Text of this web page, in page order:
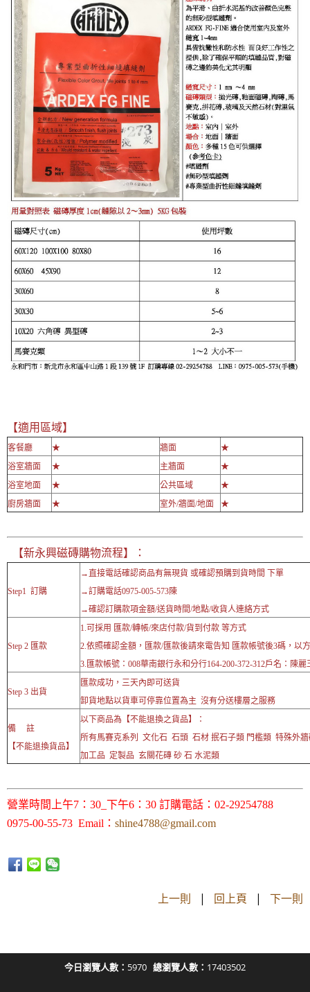
【適用區域】
客餐廳 ★ 牆面
★
浴室牆面
★ 主牆面
★
浴室地面
★ 公共區域
★
廚房牆面
★ 室外/牆面/地面 ★
【新永興磁磚購物流程】：
Step1 訂購
→直接電話確認商品有無現貨 或確認預購到貨時間 下單
→訂購電話0975-005-573陳
→確認訂購款項金額/送貨時間/地點/收貨人連絡方式
Step 2 匯款
1.可採用 匯款/轉帳/來店付款/貨到付款 等方式
2.依照確認金額，匯款/匯款後請來電告知 匯款帳號後3碼，以
3.匯款帳號：008華南銀行永和分行164-200-372-312戶名：陳麗
Step 3 出貨
匯款成功，三天內即可送貨
卸貨地點以貨車可停靠位置為主 沒有分送樓層之服務
備 註
【不能退換貨品】
以下商品為【不能退換之貨品】：
所有馬賽克系列 文化石 石頭 石材 抿石子類 門檻類 特殊外
加工品 定製品 玄關花磚 砂 石 水泥類
營業時間上午7：30_下午6：30 訂購電話：02-29254788
0975-00-55-73 Email： shine4788@gmail.com
上一則 | 回上頁 | 下一則
今日瀏覽人數： 5970 總瀏覽人數： 17403502